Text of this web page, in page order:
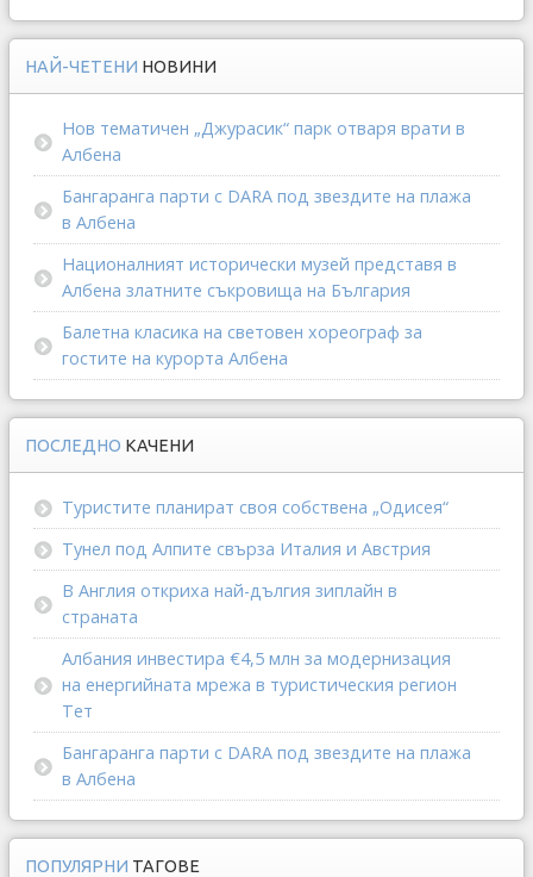
НАЙ-ЧЕТЕНИ НОВИНИ
Нов тематичен „Джурасик“ парк отваря врати в
Албена
Бангаранга парти с DARA под звездите на плажа
в Албена
Националният исторически музей представя в
Албена златните съкровища на България
Балетна класика на световен хореограф за
гостите на курорта Албена
ПОСЛЕДНО КАЧЕНИ
Туристите планират своя собствена „Одисея“
Тунел под Алпите свърза Италия и Австрия
В Англия откриха най-дългия зиплайн в
страната
Албания инвестира €4,5 млн за модернизация
на енергийната мрежа в туристическия регион
Тет
Бангаранга парти с DARA под звездите на плажа
в Албена
ПОПУЛЯРНИ ТАГОВЕ